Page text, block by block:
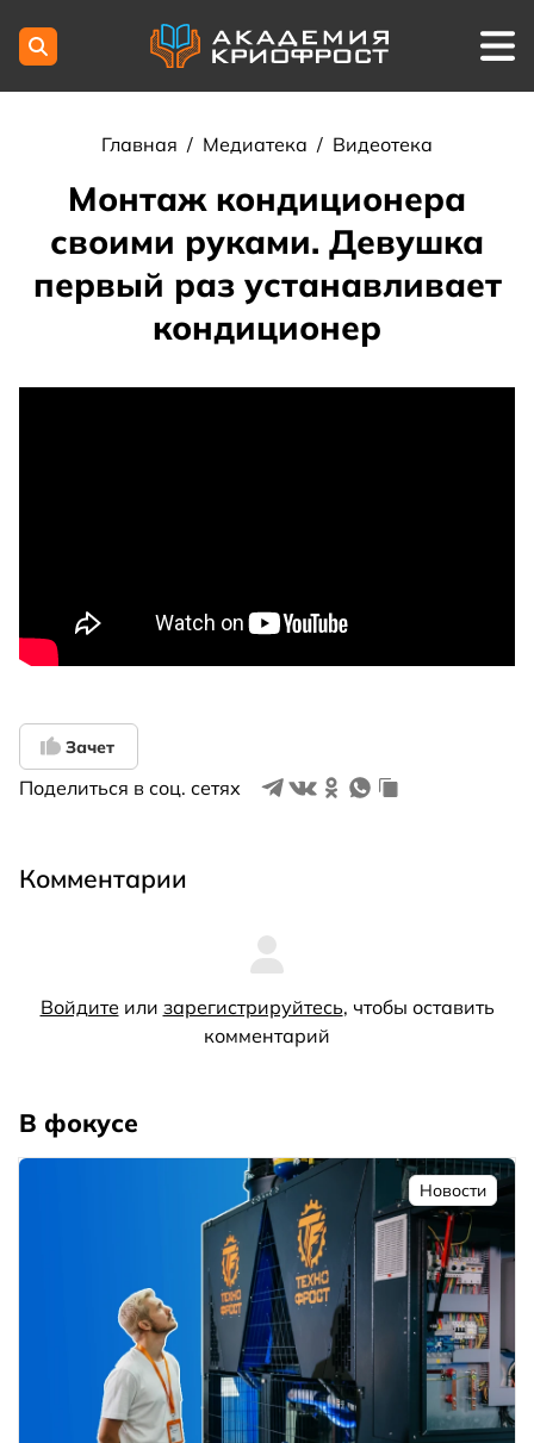
Главная / Медиатека / Видеотека
Монтаж кондиционера
своими руками. Девушка
первый раз устанавливает
кондиционер
Зачет
Поделиться в соц. сетях
Комментарии
Войдите или зарегистрируйтесь, чтобы оставить
комментарий
В фокусе
Новости